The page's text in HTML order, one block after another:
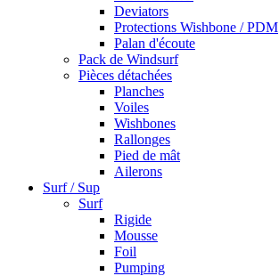
Deviators
Protections Wishbone / PDM
Palan d'écoute
Pack de Windsurf
Pièces détachées
Planches
Voiles
Wishbones
Rallonges
Pied de mât
Ailerons
Surf / Sup
Surf
Rigide
Mousse
Foil
Pumping